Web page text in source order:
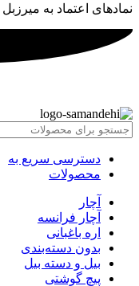
نمادهای اعتماد به میرزبل
دسترسی سریع به
محصولات
آچار
آچار فرانسه
اره باغبانی
بدون دسته‌بندی
بیل و دسته بیل
پیچ گوشتی